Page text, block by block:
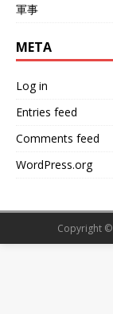
軍事
META
Log in
Entries feed
Comments feed
WordPress.org
Copyright